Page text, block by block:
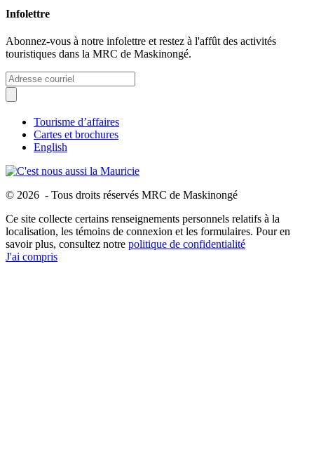
Infolettre
Abonnez-vous à notre infolettre et restez à l'affût des activités
touristiques dans la MRC de Maskinongé.
Tourisme d’affaires
Cartes et brochures
English
© 2026 - Tous droits réservés MRC de Maskinongé
Ce site collecte certains renseignements personnels relatifs à la
localisation, les témoins de connexion et les formulaires. Pour en
savoir plus, consultez notre politique de confidentialité
J'ai compris